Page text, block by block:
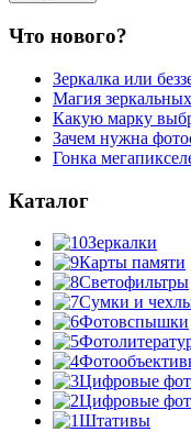
Что нового?
Зеркалка или
Магия
Какую марку
Зачем нужна
Гонка
Каталог
Зеркалки
Карты памяти
Светофильтры
Сумки и
Фотовспышки
Цифровые
Цифровые
Штативы